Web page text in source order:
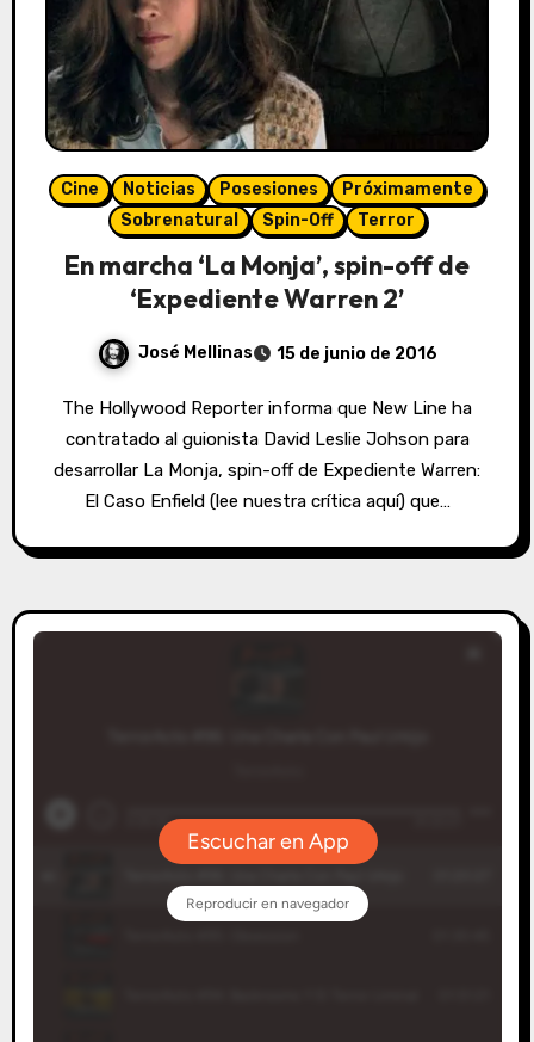
Cine Noticias Posesiones
Próximamente
Sobrenatural
Spin-Off Terror
En marcha ‘La Monja’, spin-off de
‘Expediente Warren 2’
José Mellinas 15 de junio de 2016
The Hollywood Reporter informa que New Line ha
contratado al guionista David Leslie Johson para
desarrollar La Monja, spin-off de Expediente Warren:
El Caso Enfield (lee nuestra crítica aquí) que…